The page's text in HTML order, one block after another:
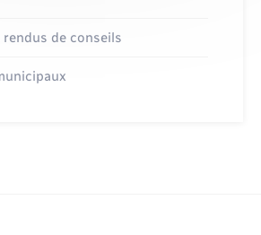
rendus de conseils